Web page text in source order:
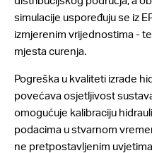
simulacije uspoređuju se iz
izmjerenim vrijednostima -
mjesta curenja.
Pogreška u kvaliteti izrade
povećava osjetljivost
omogućuje kalibraciju
podacima u stvarnom
ne pretpostavljenim